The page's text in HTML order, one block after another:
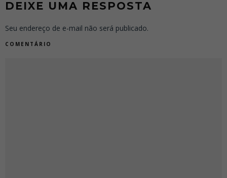
DEIXE UMA RESPOSTA
Seu endereço de e-mail não será publicado.
COMENTÁRIO